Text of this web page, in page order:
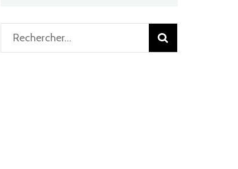
Rechercher :